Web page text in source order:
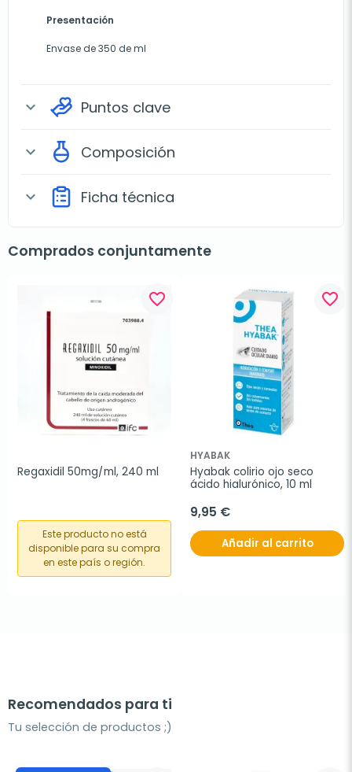
Presentación
Envase de 350 de ml
expand_more Puntos clave
expand_more Composición
expand_more Ficha técnica
Comprados conjuntamente
favorite_border
Regaxidil 50mg/ml, 240 ml
Este producto no está
disponible para su compra
en este país o región.
favorite_border
HYABAK
Hyabak colirio ojo seco
ácido hialurónico, 10 ml
9,95 €
Añadir al carrito
Recomendados para ti
Tu selección de productos ;)